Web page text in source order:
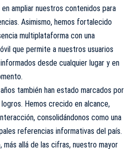
en ampliar nuestros contenidos para
Asimismo, hemos fortalecido
multiplataforma con una
que permite a nuestros usuarios
desde cualquier lugar y en
también han estado marcados por
Hemos crecido en alcance,
consolidándonos como una
referencias informativas del país.
más allá de las cifras, nuestro mayor